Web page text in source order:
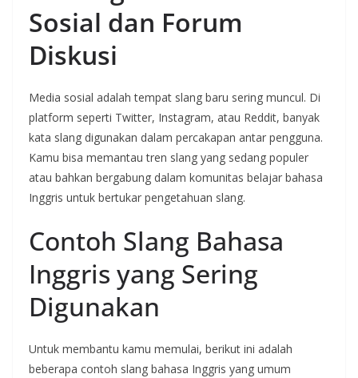
Sosial dan Forum
Diskusi
Media sosial adalah tempat slang baru sering muncul. Di
platform seperti Twitter, Instagram, atau Reddit, banyak
kata slang digunakan dalam percakapan antar pengguna.
Kamu bisa memantau tren slang yang sedang populer
atau bahkan bergabung dalam komunitas belajar bahasa
Inggris untuk bertukar pengetahuan slang.
Contoh Slang Bahasa
Inggris yang Sering
Digunakan
Untuk membantu kamu memulai, berikut ini adalah
beberapa contoh slang bahasa Inggris yang umum